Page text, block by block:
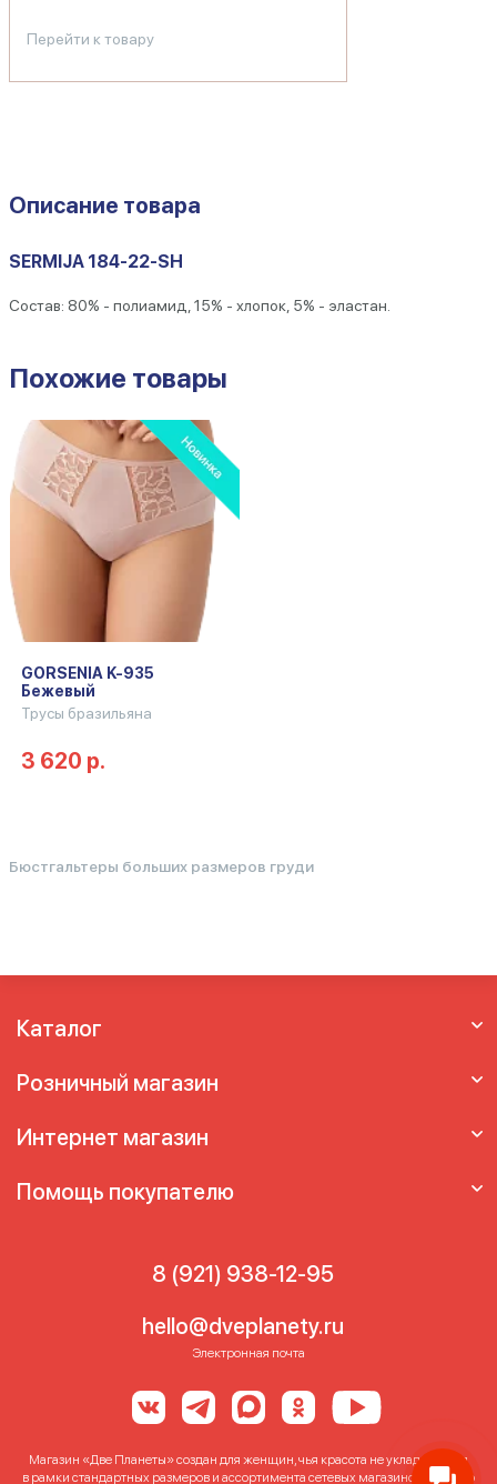
Перейти к товару
Описание товара
SERMIJA 184-22-SH
Состав: 80% - полиамид, 15% - хлопок, 5% - эластан.
Похожие товары
GORSENIA K-935
Бежевый
Трусы бразильяна
3 620 р.
Бюстгальтеры больших размеров груди
Каталог
Розничный магазин
Интернет магазин
Помощь покупателю
8 (921) 938-12-95
hello@dveplanety.ru
Электронная почта
Магазин «Две Планеты» создан для женщин, чья красота не укладывается
в рамки стандартных размеров и ассортимента сетевых магазинов. Именно